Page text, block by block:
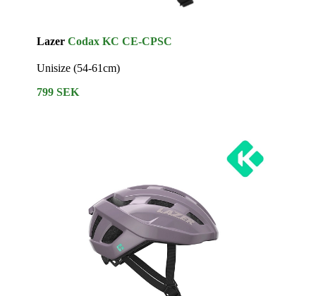
LazerCodax KC CE-CPSC
Unisize (54-61cm)
799 SEK